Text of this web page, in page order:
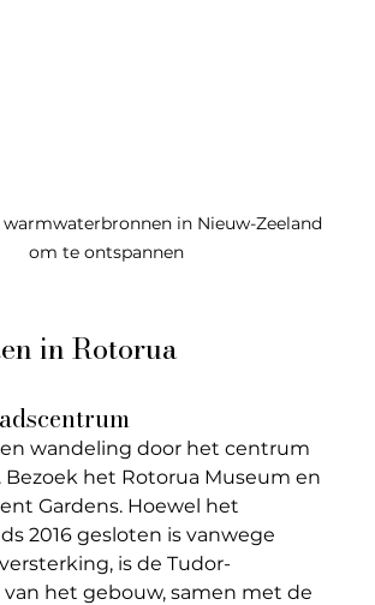
warmwaterbronnen in Nieuw-Zeeland
om te ontspannen
in Rotorua
wandeling door het centrum
Bezoek het Rotorua Museum en
Gardens. Hoewel het
2016 gesloten is vanwege
is de Tudor-
het gebouw, samen met de